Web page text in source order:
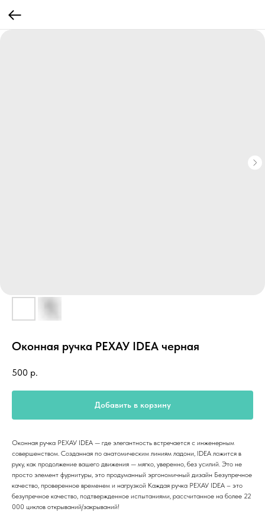
Оконная ручка РЕХАУ IDEA черная
500 р.
Добавить в корзину
Оконная ручка РЕХАУ IDEA — где элегантность встречается с инженерным
совершенством. Созданная по анатомическим линиям ладони, IDEA ложится в
руку, как продолжение вашего движения — мягко, уверенно, без усилий. Это не
просто элемент фурнитуры, это продуманный эргономичный дизайн Безупречное
качество, проверенное временем и нагрузкой Каждая ручка РЕХАУ IDEA – это
безупречное качество, подтвержденное испытаниями, рассчитанное на более 22
000 циклов открываний/закрываний!